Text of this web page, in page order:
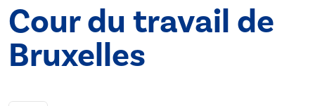
Cour du travail de
Bruxelles